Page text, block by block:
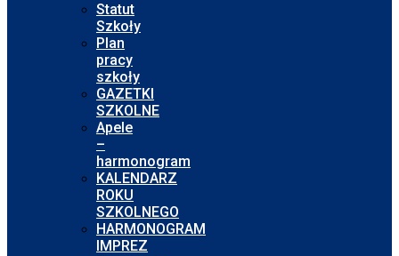
Statut
Szkoły
Plan
pracy
szkoły
GAZETKI
SZKOLNE
Apele
–
harmonogram
KALENDARZ
ROKU
SZKOLNEGO
HARMONOGRAM
IMPREZ